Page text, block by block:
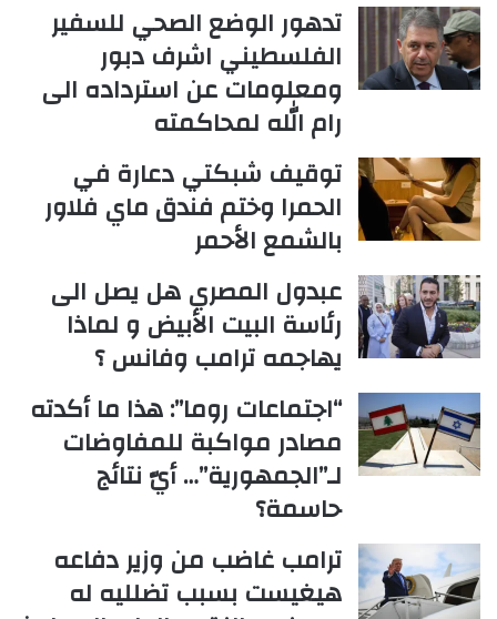
تدهور الوضع الصحي للسفير
الفلسطيني اشرف دبور
ومعلومات عن استرداده الى
رام الله لمحاكمته
توقيف شبكتي دعارة في
الحمرا وختم فندق ماي فلاور
بالشمع الأحمر
عبدول المصري هل يصل الى
رئاسة البيت الأبيض و لماذا
يهاجمه ترامب وفانس ؟
“اجتماعات روما”: هذا ما أكدته
مصادر مواكبة للمفاوضات
لـ”الجمهورية”… أيّ نتائج
حاسمة؟
ترامب غاضب من وزير دفاعه
هيغيست بسبب تضلليه له